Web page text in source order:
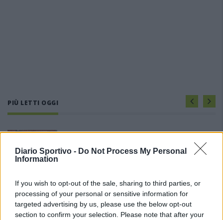
Diario Sportivo - Do Not Process My Personal
Information
If you wish to opt-out of the sale, sharing to third parties, or
processing of your personal or sensitive information for
targeted advertising by us, please use the below opt-out
section to confirm your selection. Please note that after your
PIÙ LETTI OGGI
Amichevole Ossese: 3-1 al Cagliari Primavera,
8 Ago 2026
Il Latte Dolce prende Dumani dalla Torres,
Mascia, Sorgente, Lopes, Limberti e Cherchi
gli altri acquisti
8 Ago 2026